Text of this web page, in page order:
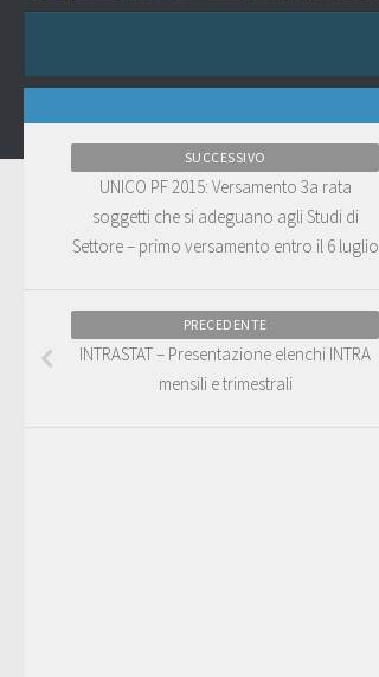
SUCCESSIVO
UNICO PF 2015: Versamento 3a rata
soggetti che si adeguano agli Studi di
Settore – primo versamento entro il 6 luglio
PRECEDENTE
INTRASTAT – Presentazione elenchi INTRA
mensili e trimestrali